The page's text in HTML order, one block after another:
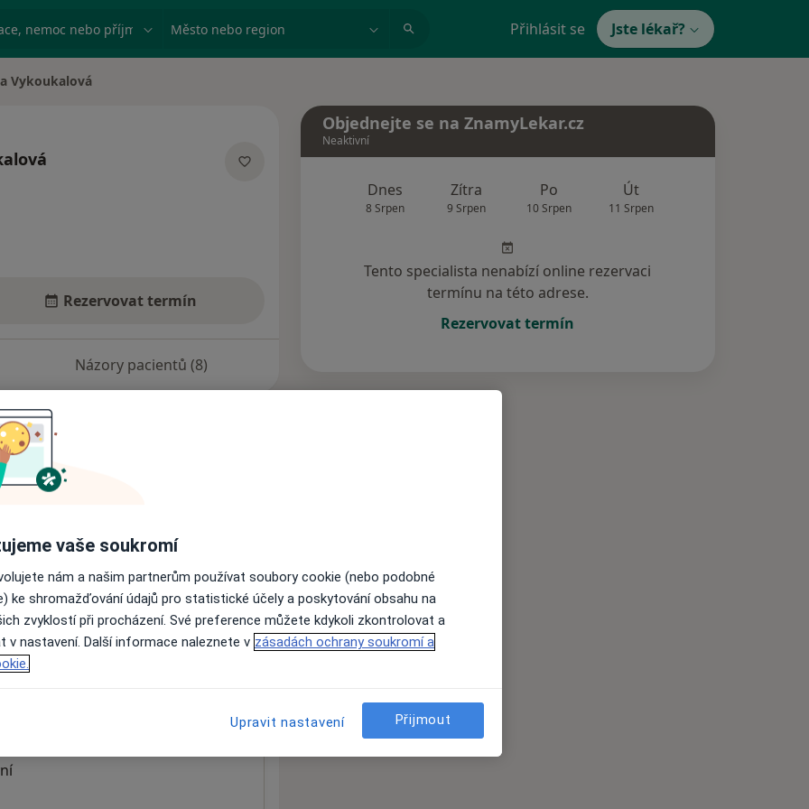
nemoc nebo příjmení Město nebo region Přihlásit se Jste lékař?
Vykoukalová
Rezervovat termín
Názory pacientů (8)
nejsou k dispozici
informace o svých službách.
Objednejte se na ZnamyLekar.cz
Neaktivní
Dnes
8 Srpen
Zítra
9 Srpen
Po
10 Srpen
Út
11 Srpen
Tento specialista nenabízí online rezervaci
termínu na této adrese.
Rezervovat termín
vaše soukromí
nám a našim partnerům používat soubory cookie (nebo podobné
ke shromažďování údajů pro statistické účely a poskytování obsahu na
zvyklostí při procházení. Své preference můžete kdykoli zkontrolovat a
v nastavení. Další informace naleznete v zásadách ochrany soukromí a
Upravit nastavení Přijmout